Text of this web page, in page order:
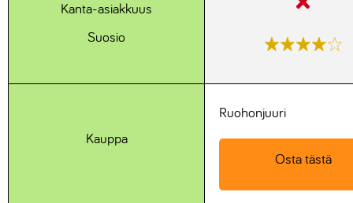
Kanta-asiakkuus
Suosio
Kauppa
Ruohonjuuri
Osta tästä